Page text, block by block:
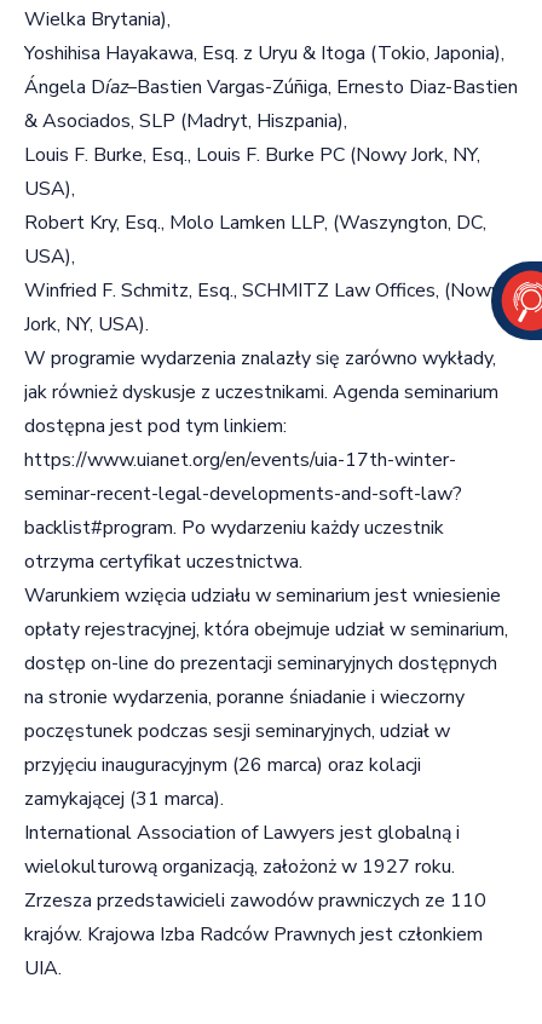
Wielka Brytania),
Yoshihisa Hayakawa, Esq. z Uryu & Itoga (Tokio, Japonia),
Ángela Díaz–Bastien Vargas-Zúñiga, Ernesto Diaz-Bastien
& Asociados, SLP (Madryt, Hiszpania),
Louis F. Burke, Esq., Louis F. Burke PC (Nowy Jork, NY,
USA),
Robert Kry, Esq., Molo Lamken LLP, (Waszyngton, DC,
USA),
Winfried F. Schmitz, Esq., SCHMITZ Law Offices, (Nowy
Jork, NY, USA).
W programie wydarzenia znalazły się zarówno wykłady,
jak również dyskusje z uczestnikami. Agenda seminarium
dostępna jest pod tym linkiem:
https://www.uianet.org/en/events/uia-17th-winter-
seminar-recent-legal-developments-and-soft-law?
backlist#program. Po wydarzeniu każdy uczestnik
otrzyma certyfikat uczestnictwa.
Warunkiem wzięcia udziału w seminarium jest wniesienie
opłaty rejestracyjnej, która obejmuje udział w seminarium,
dostęp on-line do prezentacji seminaryjnych dostępnych
na stronie wydarzenia, poranne śniadanie i wieczorny
poczęstunek podczas sesji seminaryjnych, udział w
przyjęciu inauguracyjnym (26 marca) oraz kolacji
zamykającej (31 marca).
International Association of Lawyers jest globalną i
wielokulturową organizacją, założonż w 1927 roku.
Zrzesza przedstawicieli zawodów prawniczych ze 110
krajów. Krajowa Izba Radców Prawnych jest członkiem
UIA.